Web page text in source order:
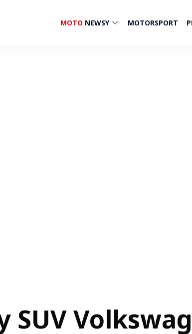
MOTO NEWSY MOTORSPORT
SUV